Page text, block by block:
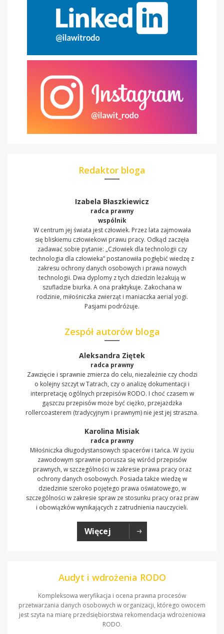
Redaktor bloga
Izabela Błaszkiewicz
radca prawny
wspólnik
W centrum jej świata jest człowiek. Przez lata zajmowała
się bliskiemu człowiekowi prawu pracy. Odkąd zaczęła
zadawać sobie pytanie: „Człowiek dla technologii czy
technologia dla człowieka” postanowiła pogłębić wiedzę z
zakresu ochrony danych osobowych i prawa nowych
technologii. Dwa dyplomy z tych dziedzin leżakują w
szufladzie biurka. A ona praktykuje. Zakochana w
rodzinie, miłośniczka zwierząt i maniaczka aerial yogi.
Pasjami podróżuje.
Zespół autorów bloga
Aleksandra Ziętek
radca prawny
Zawzięcie i sprawnie zmierza do celu, niezależnie czy chodzi
o kolejny szczyt w Tatrach, czy o analizę dokumentacji i
interpretację ogólnych przepisów RODO. I choć czasem w
gąszczu przepisów może być ciężko, przejażdżka
rollercoasterem (tradycyjnym i prawnym) nie jest jej straszna.
Karolina Misiak
radca prawny
Miłośniczka długodystansowych spacerów i tańca. W życiu
zawodowym sprawnie porusza się wśród przepisów
prawnych, w szczególności w zakresie prawa pracy oraz
ochrony danych osobowych. Posiada także wiedzę w
dziedzinie szeroko pojętego prawa oświatowego, w
szczególności w zakresie spraw ze stosunku pracy oraz praw
i obowiązków wynikających z zatrudnienia nauczycieli.
Więcej
Audyt i wdrożenia RODO
Kompleksowa weryfikacja i ocena prawna procesów
przetwarzania danych osobowych w organizacji, którego owocem
jest szyta na miarę przedsiębiorstwa rekomendacja wdrożeniowa
RODO.